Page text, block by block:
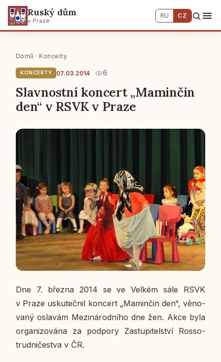
Ruský dům
v Praze
RU CZ
Domů · Koncerty
KONCERTY 07.03.2014 6
Slavnostní koncert „Maminčin
den“ v RSVK v Praze
Dne 7. března 2014 se ve Velkém sále RSVK
v Praze usku­teč­nil kon­cert „Ma­min­čin den“, vě­no­
va­ný osla­vám Me­zi­ná­rod­ní­ho dne žen. Akce byla
or­ga­ni­zo­vá­na za pod­po­ry Za­stu­pi­tel­ství Ros­so­
trud­ni­čestva v ČR.